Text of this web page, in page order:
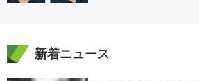
新着ニュース